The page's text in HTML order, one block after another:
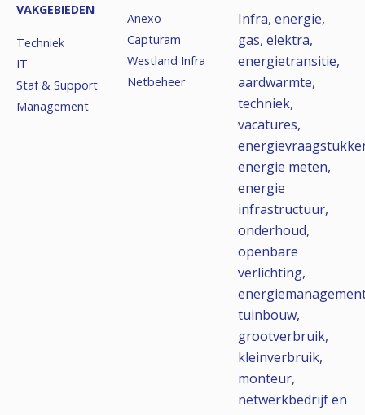
VAKGEBIEDEN
Techniek
IT
Staf & Support
Management
Anexo
Capturam
Westland Infra
Netbeheer
Infra, energie,
gas, elektra,
energietransitie,
aardwarmte,
techniek,
vacatures,
energie meten,
energie
infrastructuur,
onderhoud,
openbare
verlichting,
tuinbouw,
grootverbruik,
kleinverbruik,
monteur,
netwerkbedrijf en